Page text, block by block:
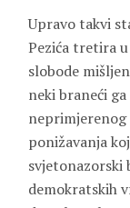
Upravo takvi
Pezića tretira
slobode
neki braneći
ponižavanja
svjetonazorski
demokratskih